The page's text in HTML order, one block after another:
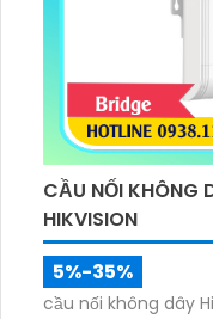
CẦU NỐI
HIKVISION
5%-35%
cầu nối không dây